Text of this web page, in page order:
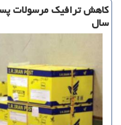
كاهش ترافیك مرسولات
سال